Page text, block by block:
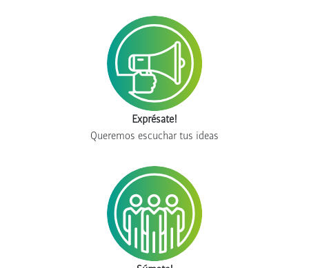
Exprésate!
Queremos escuchar tus ideas